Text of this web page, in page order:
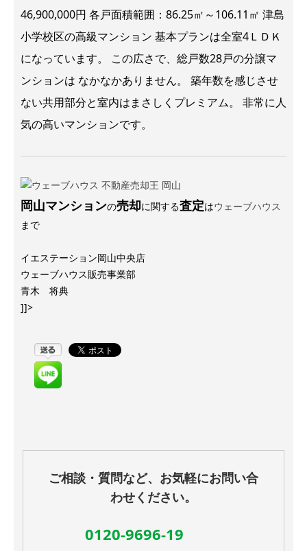
46,900,000円 各戸面積範囲：86.25㎡～106.11㎡ 津島
小学校区の高級マンション 基本プランは全室4ＬＤＫ
になっています。 この広さで、総戸数28戸の分譲マ
ンションは なかなかありません。 築年数を感じさせ
ない共用部分と室内はまさしくプレミアム。 非常に人
気の高いマンションです。
岡山マンションの売却に関する査定はウェーブハウス
まで
イエステーション岡山中央店
ウェーブハウス販売事業部
青木 将典
]]>
ご相談・質問など、お気軽にお問い合
わせください。
0120-9696-19